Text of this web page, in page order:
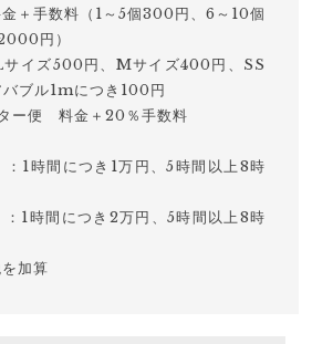
金＋手数料（1～5個300円、6～10個
円）
イズ500円、Mサイズ400円、SS
ブル1mにつき100円
ー便 料金＋20％手数料
：1時間につき1万円、5時間以上8時
：1時間につき2万円、5時間以上8時
加算